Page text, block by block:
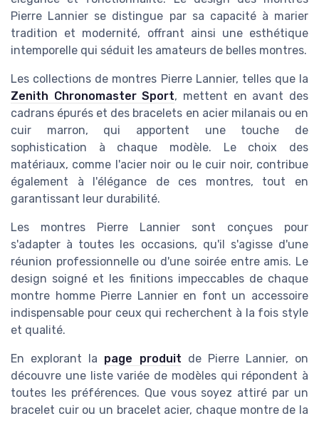
Pierre Lannier se distingue par sa capacité à marier
tradition et modernité, offrant ainsi une esthétique
intemporelle qui séduit les amateurs de belles montres.
Les collections de montres Pierre Lannier, telles que la
Zenith Chronomaster Sport, mettent en avant des
cadrans épurés et des bracelets en acier milanais ou en
cuir marron, qui apportent une touche de
sophistication à chaque modèle. Le choix des
matériaux, comme l'acier noir ou le cuir noir, contribue
également à l'élégance de ces montres, tout en
garantissant leur durabilité.
Les montres Pierre Lannier sont conçues pour
s'adapter à toutes les occasions, qu'il s'agisse d'une
réunion professionnelle ou d'une soirée entre amis. Le
design soigné et les finitions impeccables de chaque
montre homme Pierre Lannier en font un accessoire
indispensable pour ceux qui recherchent à la fois style
et qualité.
En explorant la page produit de Pierre Lannier, on
découvre une liste variée de modèles qui répondent à
toutes les préférences. Que vous soyez attiré par un
bracelet cuir ou un bracelet acier, chaque montre de la